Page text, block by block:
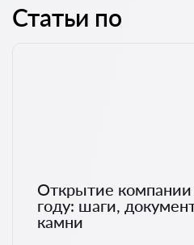
Статьи по
Открытие
году: шаги,
камни